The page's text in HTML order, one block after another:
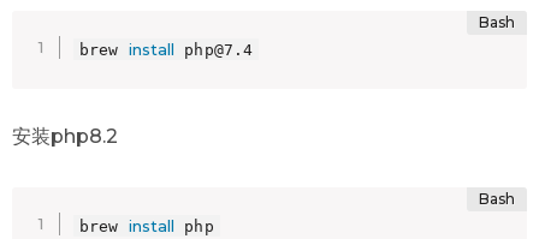
brew install php@7.4
安装php8.2
brew install php